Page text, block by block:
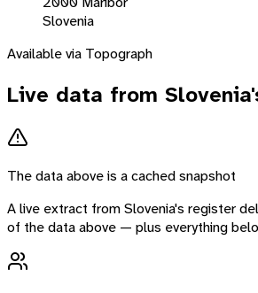
Slovenia
Available via Topograph
Live data from Slovenia
The data above is a cached snapshot
A live extract fromSlovenia's register
of the data above — plus everything